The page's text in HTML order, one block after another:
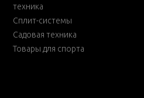
техника
Сплит-системы
Садовая техника
Товары для спорта